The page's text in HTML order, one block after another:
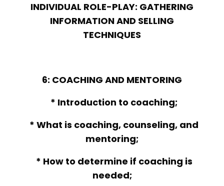
INDIVIDUAL ROLE-PLAY: GATHERING
INFORMATION AND SELLING
TECHNIQUES
6: COACHING AND MENTORING
* Introduction to coaching;
* What is coaching, counseling, and
mentoring;
* How to determine if coaching is
needed;